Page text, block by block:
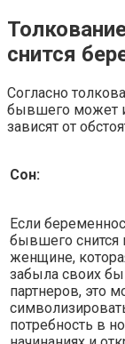
снится
Согласно
бывшего может
зависят от
Сон:
Если
бывшего снится
женщине,
забыла своих
партнеров, это
потребность в